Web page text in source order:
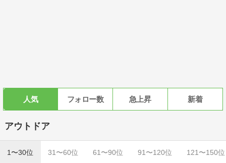
人気 フォロー数 急上昇 新着
アウトドア
1〜30位 31〜60位 61〜90位 91〜120位 121〜150位